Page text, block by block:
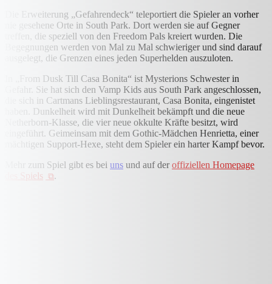
Die Erweiterung „Gefahrendeck“ teleportiert die Spieler an vorher
nie gesehene Orte in South Park. Dort werden sie auf Gegner
treffen, die speziell von den Freedom Pals kreiert wurden. Die
Begegnungen werden von Mal zu Mal schwieriger und sind darauf
ausgelegt, die Grenzen eines jeden Superhelden auszuloten.
In „From Dusk Till Casa Bonita“ ist Mysterions Schwester in
Gefahr. Sie hat sich den Vamp Kids aus South Park angeschlossen,
die sich in Cartmans Lieblingsrestaurant, Casa Bonita, eingenistet
haben. Dunkelheit wird mit Dunkelheit bekämpft und die neue
Netherborn-Klasse, die vier neue okkulte Kräfte besitzt, wird
eingeführt. Geimeinsam mit dem Gothic-Mädchen Henrietta, einer
mächtigen Support-Hexe, steht dem Spieler ein harter Kampf bevor.
Mehr zum Spiel gibt es bei uns und auf deroffiziellen Homepage
des Spiels
.